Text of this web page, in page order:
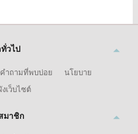
วไป
คำถามที่พบบ่อย
นโยบาย
เว็บไซต์
มาชิก